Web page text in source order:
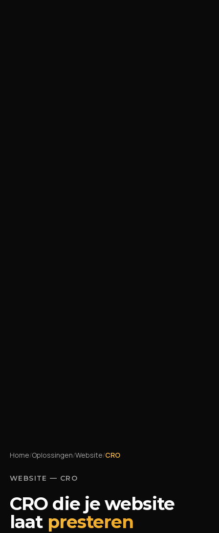
Home/Oplossingen/Website/CRO
WEBSITE — CRO
CRO die je website
laat presteren